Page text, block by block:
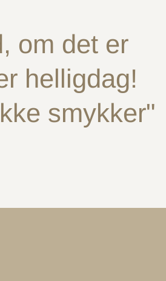
om det er
helligdag!
smykker"